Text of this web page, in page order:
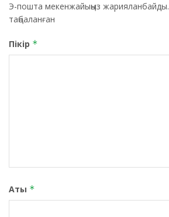
Э-пошта мекенжайыңыз жарияланбайды.
таңбаланған
Пікір *
Аты *